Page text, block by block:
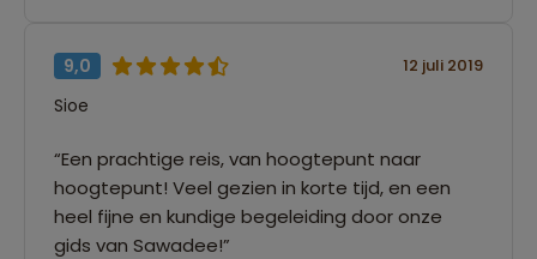
9,0 12 juli 2019
Sioe
“Een prachtige reis, van hoogtepunt naar
hoogtepunt! Veel gezien in korte tijd, en een
heel fijne en kundige begeleiding door onze
gids van Sawadee!”